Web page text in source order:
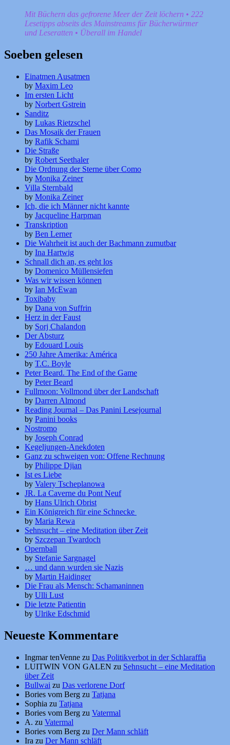
Mit Büchern das gefrorene Meer der Zeit löchern • 222
Lesetipps abseits des Mainstreams für Bücherwürmer
und Leseratten • Überall im Handel
Soeben gelesen
Einatmen Ausatmen
by Maxim Leo
Im ersten Licht
by Norbert Gstrein
Sanditz
by Lukas Rietzschel
Das Mosaik der Frauen
by Rafik Schami
Die Straße
by Robert Seethaler
Die Ordnung der Sterne über Como
by Monika Zeiner
Villa Sternbald
by Monika Zeiner
Ich, die ich Männer nicht kannte
by Jacqueline Harpman
Transkription
by Ben Lerner
Die Wahrheit ist auch der Bachmann zumutbar
by Ina Hartwig
Schnall dich an, es geht los
by Domenico Müllensiefen
Was wir wissen können
by Ian McEwan
Toxibaby
by Dana von Suffrin
Herz in der Faust
by Sorj Chalandon
Der Absturz
by Edouard Louis
250 Jahre Amerika: América
by T.C. Boyle
Peter Beard. The End of the Game
by Peter Beard
Fullmoon: Vollmond über der Landschaft
by Darren Almond
Reading Journal – Das Panini Lesejournal
by Panini books
Nostromo
by Joseph Conrad
Kegeljungen-Anekdoten
Ganz zu schweigen von: Offene Rechnung
by Philippe Djian
Ist es Liebe
by Valery Tscheplanowa
JR. La Caverne du Pont Neuf
by Hans Ulrich Obrist
Ein Königreich für eine Schnecke
by Maria Rewa
Sehnsucht – eine Meditation über Zeit
by Szczepan Twardoch
Opernball
by Stefanie Sargnagel
… und dann wurden sie Nazis
by Martin Haidinger
Die Frau als Mensch: Schamaninnen
by Ulli Lust
Die letzte Patientin
by Ulrike Edschmid
Neueste Kommentare
Ingmar tenVenne zu Das Politikverbot in der Schlaraffia
LUITWIN VON GALEN zu Sehnsucht – eine Meditation
über Zeit
Bullwai zu Das verlorene Dorf
Bories vom Berg zu Tatjana
Sophia zu Tatjana
Bories vom Berg zu Vatermal
A. zu Vatermal
Bories vom Berg zu Der Mann schläft
Ira zu Der Mann schläft